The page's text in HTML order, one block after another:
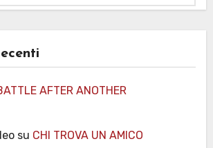
AFTER ANOTHER
su CHI TROVA UN AMICO